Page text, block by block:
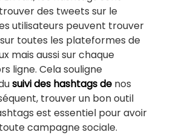
des tweets sur le
utilisateurs peuvent trouver
toutes les plateformes de
mais aussi sur chaque
ligne. Cela souligne
suivi des hashtags de nos
trouver un bon outil
est essentiel pour avoir
campagne sociale.